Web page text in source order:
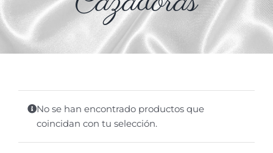
No se han encontrado productos que
coincidan con tu selección.